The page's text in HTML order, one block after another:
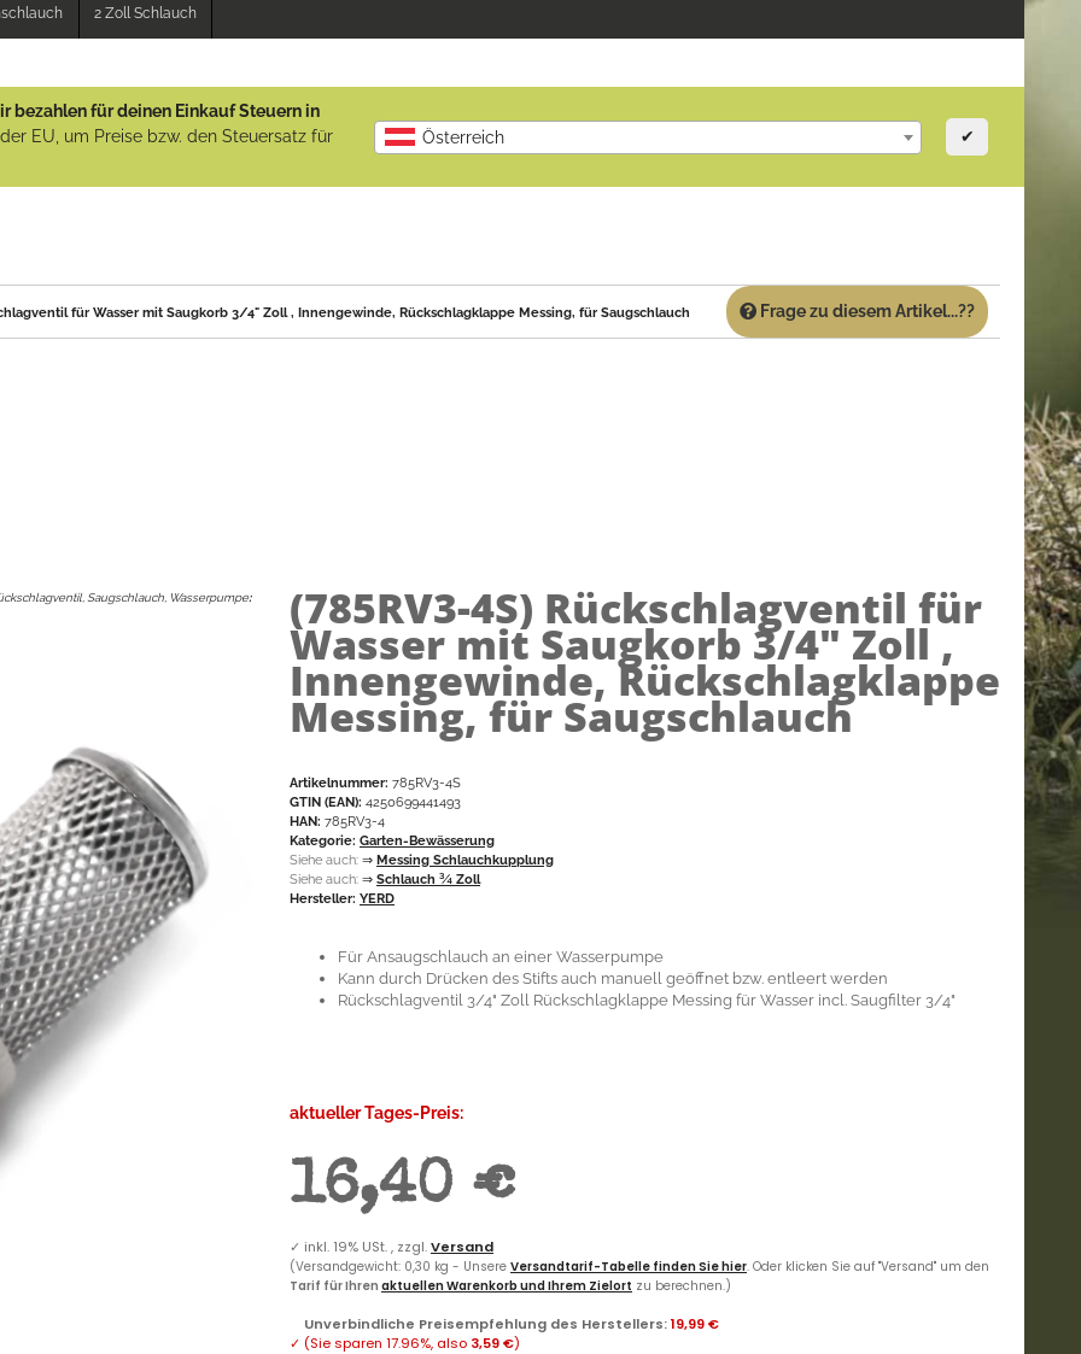
2 Zoll Schlauch
bezahlen für deinen Einkauf Steuern in
EU, um Preise bzw. den Steuersatz für
Österreich ✔
für Wasser mit Saugkorb 3/4" Zoll , Innengewinde, Rückschlagklappe Messing, für Saugschlauch Frage zu diesem Artikel...??
Saugschlauch, Wasserpumpe: (785RV3-4S) Rückschlagventil für
Wasser mit Saugkorb 3/4" Zoll ,
Innengewinde, Rückschlagklappe
Messing, für Saugschlauch
Artikelnummer: 785RV3-4S
GTIN (EAN): 4250699441493
HAN: 785RV3-4
Kategorie: Garten-Bewässerung
Siehe auch: ⇒ Messing Schlauchkupplung
Siehe auch: ⇒ Schlauch ¾ Zoll
Hersteller: YERD
Für Ansaugschlauch an einer Wasserpumpe
Kann durch Drücken des Stifts auch manuell geöffnet bzw. entleert werden
Rückschlagventil 3/4" Zoll Rückschlagklappe Messing für Wasser incl. Saugfilter 3/4"
aktueller Tages-Preis:
16,40 €
✓ inkl. 19% USt. , zzgl.Versand
(Versandgewicht: 0,30 kg - Unsere Versandtarif-Tabelle finden Sie hier. Oder klicken Sie auf "Versand" um den
Tarif für Ihren aktuellen Warenkorb und Ihrem Zielort zu berechnen.)
Unverbindliche Preisempfehlung des Herstellers:19,99 €
✓ (Sie sparen 17.96%, also 3,59 €)